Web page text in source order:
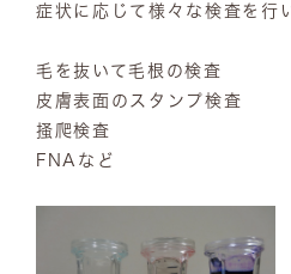
症状に応じて様々な検査を行
毛を抜いて毛根の検査
皮膚表面のスタンプ検査
掻爬検査
FNAなど